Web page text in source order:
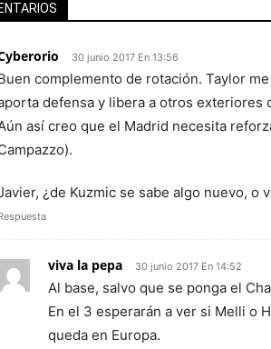
30 junio 2017 En 13:56
complemento de rotación. Taylor
defensa y libera a otros exteriores
así creo que el Madrid necesita
¿de Kuzmic se sabe algo nuevo, o
viva la pepa 30 junio 2017 En 14:52
Al base, salvo que se ponga el
En el 3 esperarán a ver si Melli o
queda en Europa.